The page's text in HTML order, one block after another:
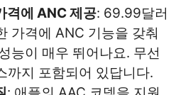
격에 ANC 제공: 69.99달러
가격에 ANC 기능을 갖춰
능이 매우 뛰어나요. 무선
까지 포함되어 있답니다.